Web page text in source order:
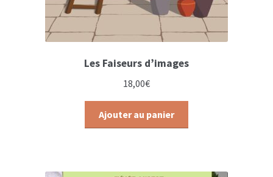
Les Faiseurs d’images
18,00€
Ajouter au panier